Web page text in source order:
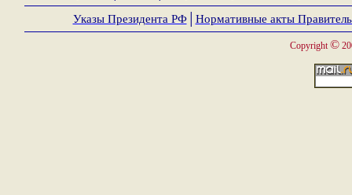
Указы Президента РФ│ Нормативные акты
Copyright ©